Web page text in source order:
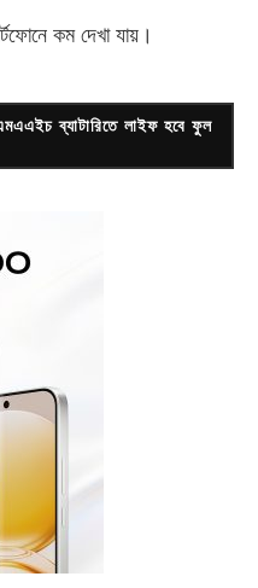
কম দেখা যায়।
ব্যাটারিতে লাইফ হবে ফুল